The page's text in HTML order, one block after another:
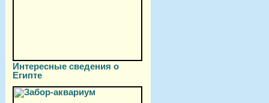
Интересные сведения о
Египте